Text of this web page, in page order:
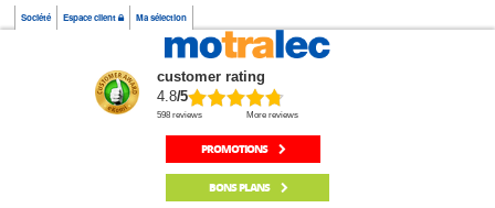
Société Espace client Ma sélection
customer rating
4.8/5
598 reviews More reviews
PROMOTIONS
BONS PLANS